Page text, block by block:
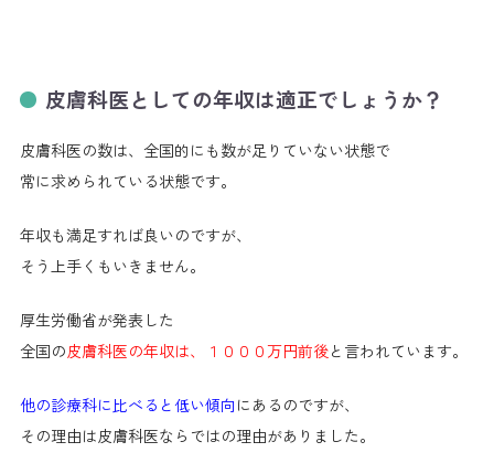
皮膚科医としての年収は適正でしょうか？
皮膚科医の数は、全国的にも数が足りていない状態で
常に求められている状態です。
年収も満足すれば良いのですが、
そう上手くもいきません。
厚生労働省が発表した
全国の皮膚科医の年収は、１０００万円前後と言われています。
他の診療科に比べると低い傾向 にあるのですが、
その理由は皮膚科医ならではの理由がありました。